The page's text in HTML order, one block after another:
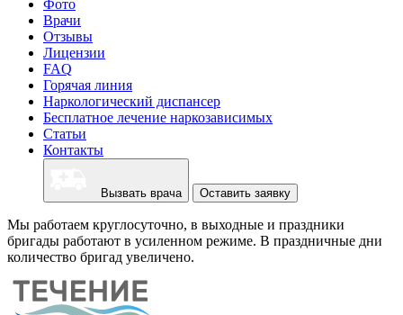
Фото
Врачи
Отзывы
Лицензии
FAQ
Горячая линия
Наркологический диспансер
Бесплатное лечение наркозависимых
Статьи
Контакты
Вызвать врача Оставить заявку
Мы работаем круглосуточно, в выходные и праздники
бригады работают в усиленном режиме. В праздничные дни
количество бригад увеличено.